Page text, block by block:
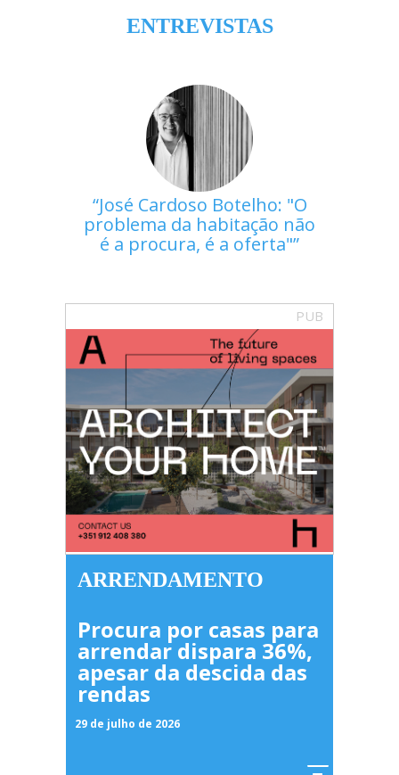
ENTREVISTAS
José Cardoso Botelho: "O
problema da habitação não
é a procura, é a oferta"
PUB
ARRENDAMENTO
Procura por casas para
arrendar dispara 36%,
apesar da descida das
rendas
29 de julho de 2026